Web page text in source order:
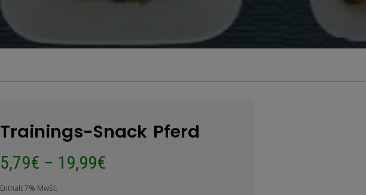
Trainings-Snack Pferd
5,79€ – 19,99€
Enthält 7% MwSt.